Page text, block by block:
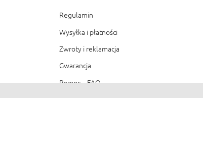
Regulamin
Wysyłka i płatności
Zwroty i reklamacja
Gwarancja
Pomoc – FAQ